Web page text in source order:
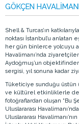
GÖKÇEN HAVALİMANI
Shell & Turcas’ın
noktası İstanbul’u anlatan
her gün binlerce yolcuyu
Havalimanı’nda
Aydoğmuş’un
sergisi, yıl sonuna kadar
Tüketiciye sunduğu üstün
ve kültürel etkinliklerle de
fotoğraflardan oluşan “Bu
Uluslararası
Uluslararası